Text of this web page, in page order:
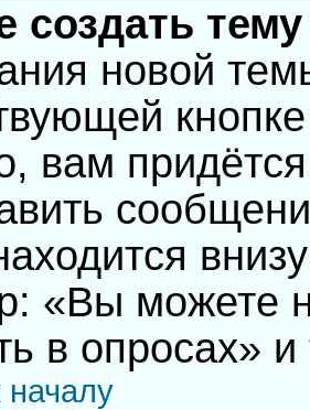
создать
новой
вам
«Вы можете
в опросах» и
началу